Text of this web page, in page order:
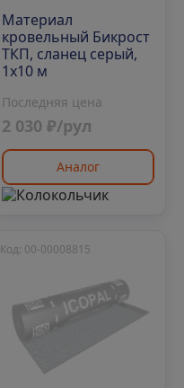
Материал
кровельный Бикрост
ТКП, сланец серый,
1х10 м
Последняя цена
2 030 ₽/рул
Аналог
Код: 00-00008815